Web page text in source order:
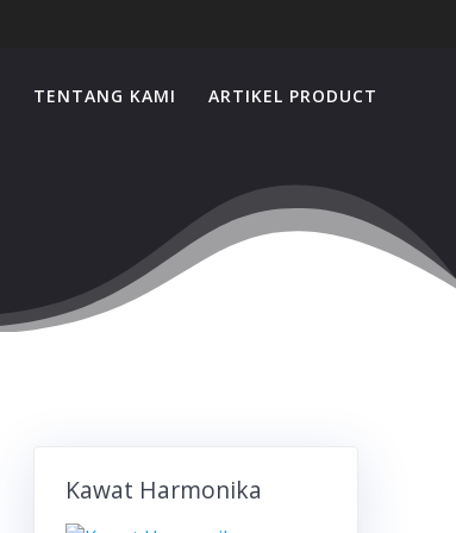
TENTANG KAMI ARTIKEL PRODUCT
Kawat Harmonika